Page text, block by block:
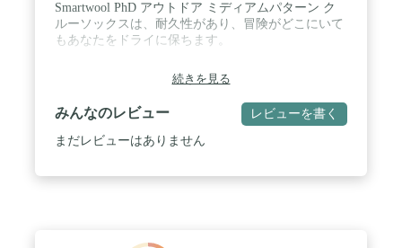
Smartwool PhD アウトドア ミディアムパターン ク
ルーソックスは、耐久性があり、冒険がどこにいて
もあなたをドライに保ちます。
続きを見る
みんなのレビュー レビューを書く
まだレビューはありません